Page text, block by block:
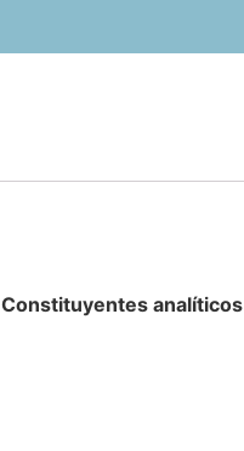
Constituyentes analíticos